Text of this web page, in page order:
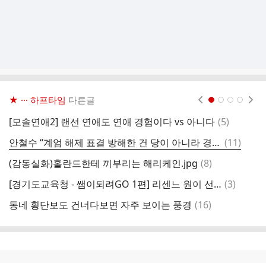
★ ··· 하프타임 다른글
[모솔연애2] 랜선 연애도 연애 경험이다 vs 아니다 댓
(5)
안철수 “계엄 해제 표결 방해한 건 당이 아니라 경찰이 국회 봉쇄해서” 댓
글
(11)
(감동실화)홀란드한테 끼부리는 해리케인.jpg 댓
(8)
[경기도교육청 - 쌤이되려GO 1편] 리센느 원이 선생님_ 양영디지털고 댓
(3)
동네 횡단보도 건너다보면 자주 보이는 풍경 댓
(16)